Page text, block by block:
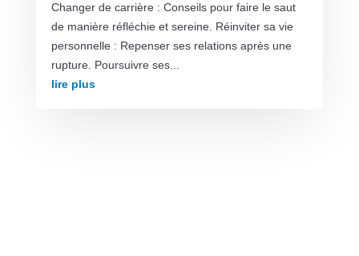
Changer de carrière : Conseils pour faire le saut
de manière réfléchie et sereine. Réinviter sa vie
personnelle : Repenser ses relations après une
rupture. Poursuivre ses...
lire plus